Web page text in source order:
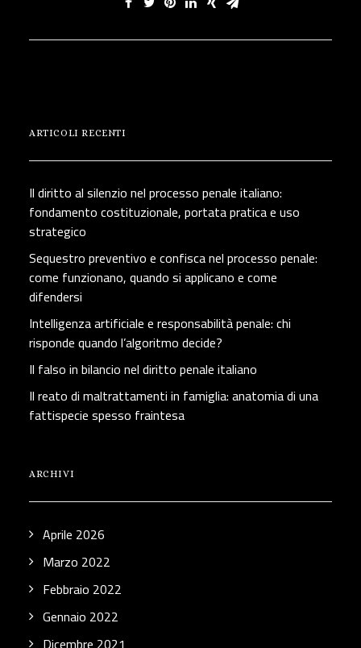
ARTICOLI RECENTI
Il diritto al silenzio nel processo penale italiano:
fondamento costituzionale, portata pratica e uso
strategico
Sequestro preventivo e confisca nel processo penale:
come funzionano, quando si applicano e come
difendersi
Intelligenza artificiale e responsabilità penale: chi
risponde quando l’algoritmo decide?
Il falso in bilancio nel diritto penale italiano
Il reato di maltrattamenti in famiglia: anatomia di una
fattispecie spesso fraintesa
ARCHIVI
Aprile 2026
Marzo 2022
Febbraio 2022
Gennaio 2022